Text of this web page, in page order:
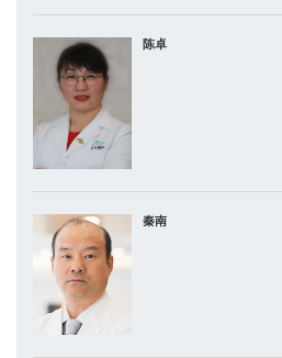
陈卓
秦南